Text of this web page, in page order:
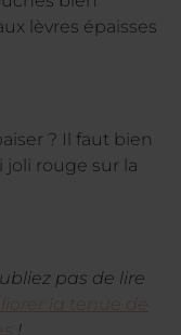
lèvres épaisses
? Il faut bien
joli rouge sur la
pas de lire
la tenue de
!